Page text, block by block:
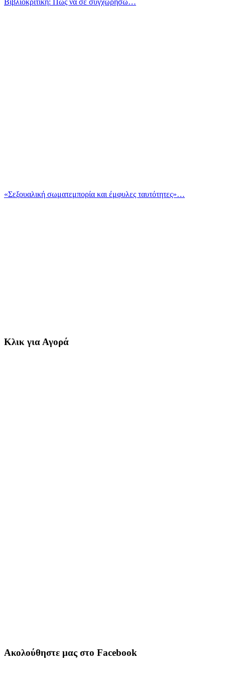
Βιβλιοκριτική: Πώς να σε συγχωρήσω…
«Σεξουαλική σωματεμπορία και έμφυλες ταυτότητες»…
Κλικ για Αγορά
Ακολούθηστε μας στο Facebook